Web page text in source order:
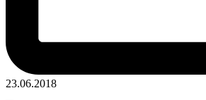
23.06.2018